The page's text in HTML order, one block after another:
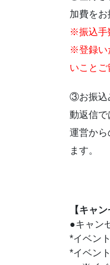
加費をお
※振込手
※登録い
いことご
③お振込
動返信で
運営から
ます。
【キャ
●キャン
*イベン
*イベン